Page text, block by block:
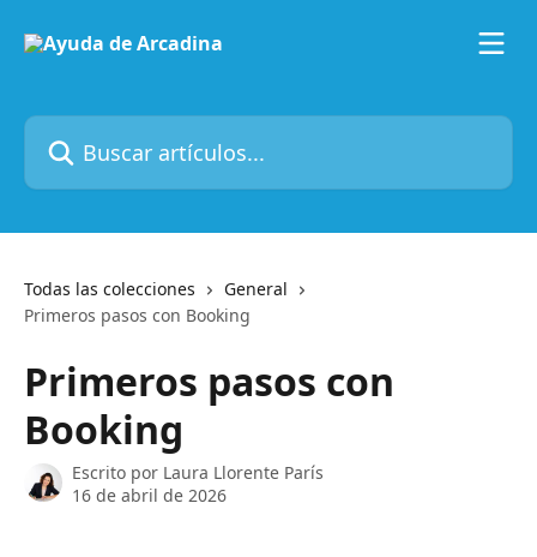
Buscar artículos...
Todas las colecciones
General
Primeros pasos con Booking
Primeros pasos con
Booking
Escrito por Laura Llorente París
16 de abril de 2026